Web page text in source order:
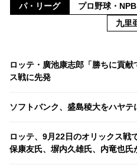
パ・リーグ プロ野球・NPB
九里
ロッテ・廣池康志郎「勝ちに貢
ス戦に先発
ソフトバンク、盛島稜大をハヤテ
ロッテ、9月22日のオリックス戦
保康友氏、塀内久雄氏、内竜也氏